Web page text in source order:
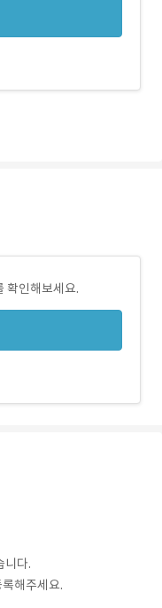
확인해보세요.
니다.
해주세요.